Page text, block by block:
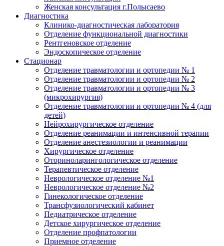
Женская консультация г.Полысаево
Диагностика
Клинико-диагностическая лаборатория
Отделение функциональной диагностики
Рентгеновское отделение
Эндоскопическое отделение
Стационар
Отделение травматологии и ортопедии № 1
Отделение травматологии и ортопедии № 2
Отделение травматологии и ортопедии № 3
(микрохирургия)
Отделение травматологии и ортопедии № 4 (для
детей)
Нейрохирургическое отделение
Отделение реанимации и интенсивной терапии
Отделение анестезиологии и реанимации
Хирургическое отделение
Оториноларингологическое отделение
Терапевтическое отделение
Неврологическое отделение №1
Неврологическое отделение №2
Гинекологическое отделение
Трансфузиологический кабинет
Педиатрическое отделение
Детское хирургическое отделение
Отделение профпатологии
Приемное отделение